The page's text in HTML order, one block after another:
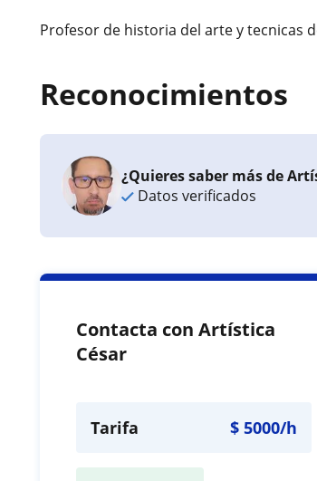
Profesor de historia del arte y tecnicas
Reconocimientos
¿Quieres saber más de
Datos verificados
Contacta con Artística
César
Tarifa $5000/h